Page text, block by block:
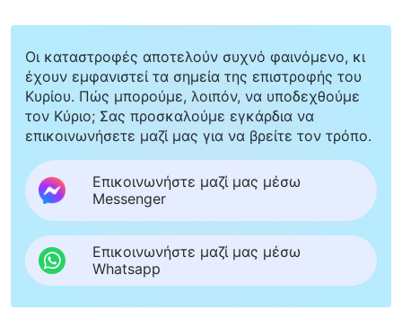
Οι καταστροφές αποτελούν συχνό φαινόμενο, κι
έχουν εμφανιστεί τα σημεία της επιστροφής του
Κυρίου. Πώς μπορούμε, λοιπόν, να υποδεχθούμε
τον Κύριο; Σας προσκαλούμε εγκάρδια να
επικοινωνήσετε μαζί μας για να βρείτε τον τρόπο.
Επικοινωνήστε μαζί μας μέσω
Messenger
Επικοινωνήστε μαζί μας μέσω
Whatsapp